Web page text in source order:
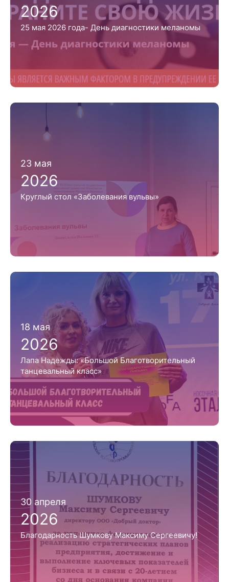
2026
25 мая 2026 года- День диагностики меланомы
23 мая
2026
Круглый стол «Заболевания вульвы»
18 мая
2026
Лапа Надежды: «Большой Благотворительный
танцевальный класс»
30 апреля
2026
Благодарность Шумкову Максиму Сергеевичу!